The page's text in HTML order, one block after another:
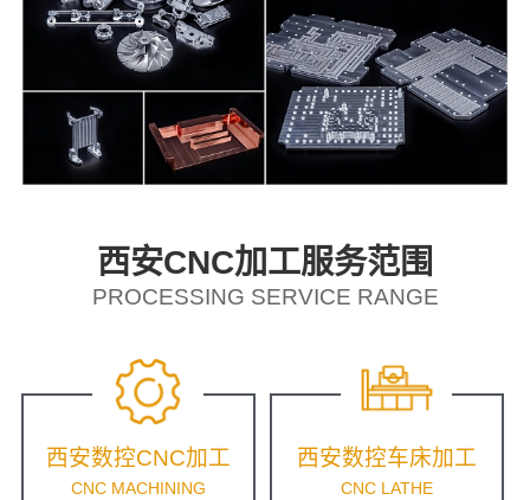
西安CNC加工服务范围
PROCESSING SERVICE RANGE
西安数控CNC加工
CNC MACHINING
西安数控车床加工
CNC LATHE